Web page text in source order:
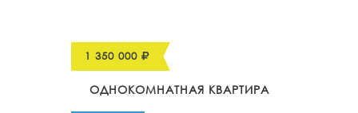
1 350 000
ОДНОКОМНАТНАЯ КВАРТИРА